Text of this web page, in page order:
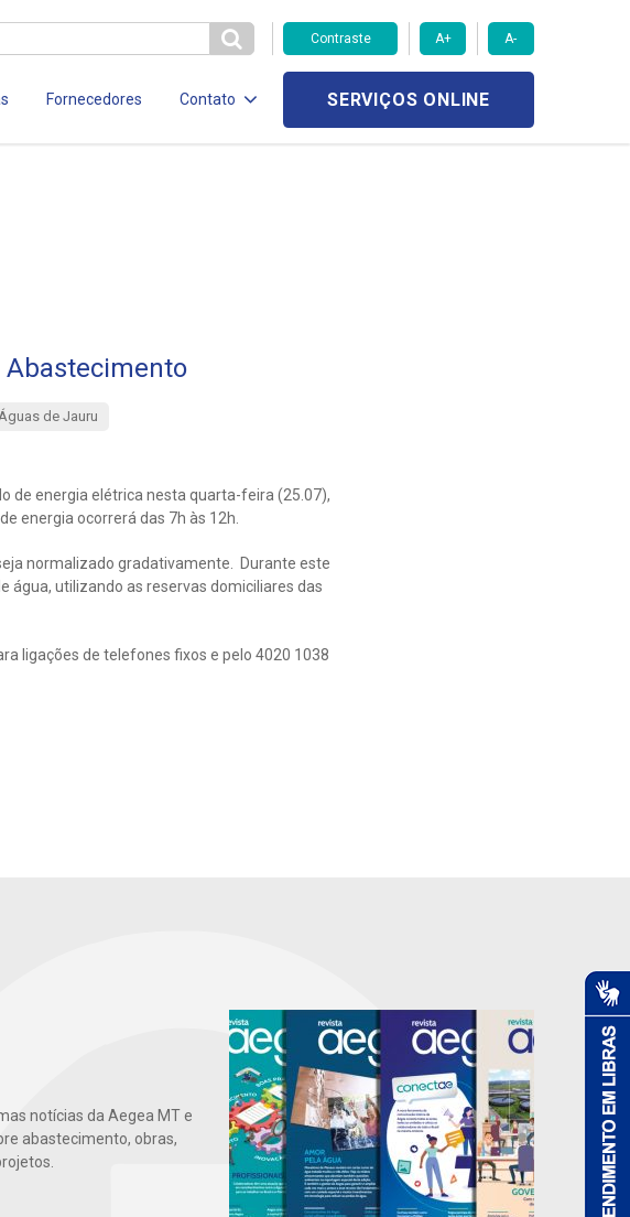
Contraste A+ A-
Fornecedores Contato SERVIÇOS ONLINE
de Jauru
de energia elétrica nesta quarta-feira (25.07),
energia ocorrerá das 7h às 12h.
normalizado gradativamente. Durante este
água, utilizando as reservas domiciliares das
ligações de telefones fixos e pelo 4020 1038
notícias da Aegea MT e
abastecimento, obras,